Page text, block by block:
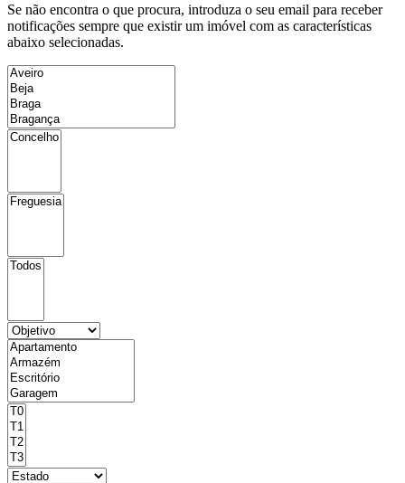
Se não encontra o que procura, introduza o seu email para receber
notificações sempre que existir um imóvel com as características
abaixo selecionadas.